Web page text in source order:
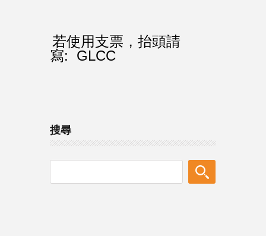
若使用支票，抬頭請
寫: GLCC
搜尋